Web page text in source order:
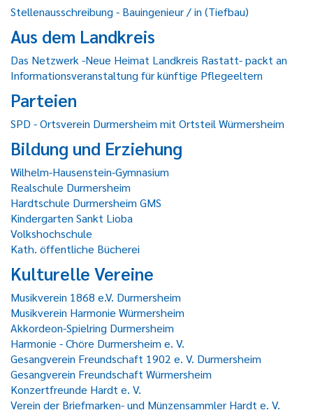
Stellenausschreibung - Bauingenieur / in (Tiefbau)
Aus dem Landkreis
Das Netzwerk -Neue Heimat Landkreis Rastatt- packt an
Informationsveranstaltung für künftige Pflegeeltern
Parteien
SPD - Ortsverein Durmersheim mit Ortsteil Würmersheim
Bildung und Erziehung
Wilhelm-Hausenstein-Gymnasium
Realschule Durmersheim
Hardtschule Durmersheim GMS
Kindergarten Sankt Lioba
Volkshochschule
Kath. öffentliche Bücherei
Kulturelle Vereine
Musikverein 1868 e.V. Durmersheim
Musikverein Harmonie Würmersheim
Akkordeon-Spielring Durmersheim
Harmonie - Chöre Durmersheim e. V.
Gesangverein Freundschaft 1902 e. V. Durmersheim
Gesangverein Freundschaft Würmersheim
Konzertfreunde Hardt e. V.
Verein der Briefmarken- und Münzensammler Hardt e. V.